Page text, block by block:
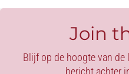
Join
Blijf op de hoogte van de
bericht achter